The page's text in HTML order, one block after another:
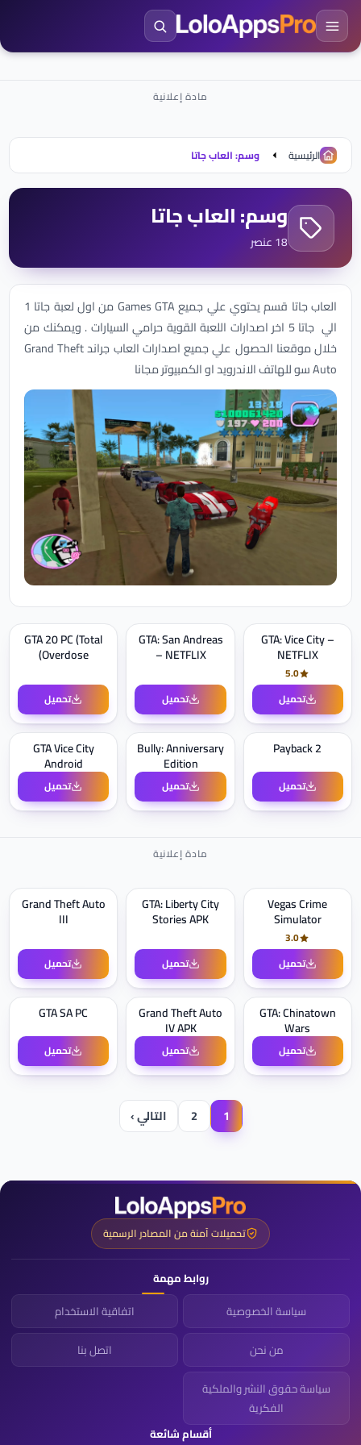
الرئيسية وسم: العاب جاتا
وسم: العاب جاتا
18 عنصر
العاب جاتا قسم يحتوي علي جميع Games GTA من اول لعبة جاتا 1
الي جاتا 5 اخر اصدارات اللعبة القوية حرامي السيارات . ويمكنك من
خلال موقعنا الحصول علي جميع اصدارات العاب جراند Grand Theft
Auto سو للهاتف الاندرويد او الكمبيوتر مجانا
GTA: Vice City –
NETFLIX
5.0
تحميل
GTA: San Andreas
– NETFLIX
تحميل
GTA 20 PC (Total
Overdose)
تحميل
Payback 2‏
تحميل
Bully: Anniversary
Edition
تحميل
GTA Vice City
Android
تحميل
Vegas Crime
Simulator
3.0
تحميل
GTA: Liberty City
Stories APK
تحميل
Grand Theft Auto
III
تحميل
GTA: Chinatown
Wars
تحميل
Grand Theft Auto
IV APK
تحميل
GTA SA PC
تحميل
1
2 التالي ›
تحميلات آمنة من المصادر الرسمية
روابط مهمة
سياسة الخصوصية
اتفاقية الاستخدام
من نحن
اتصل بنا
سياسة حقوق النشر والملكية
الفكرية
أقسام شائعة